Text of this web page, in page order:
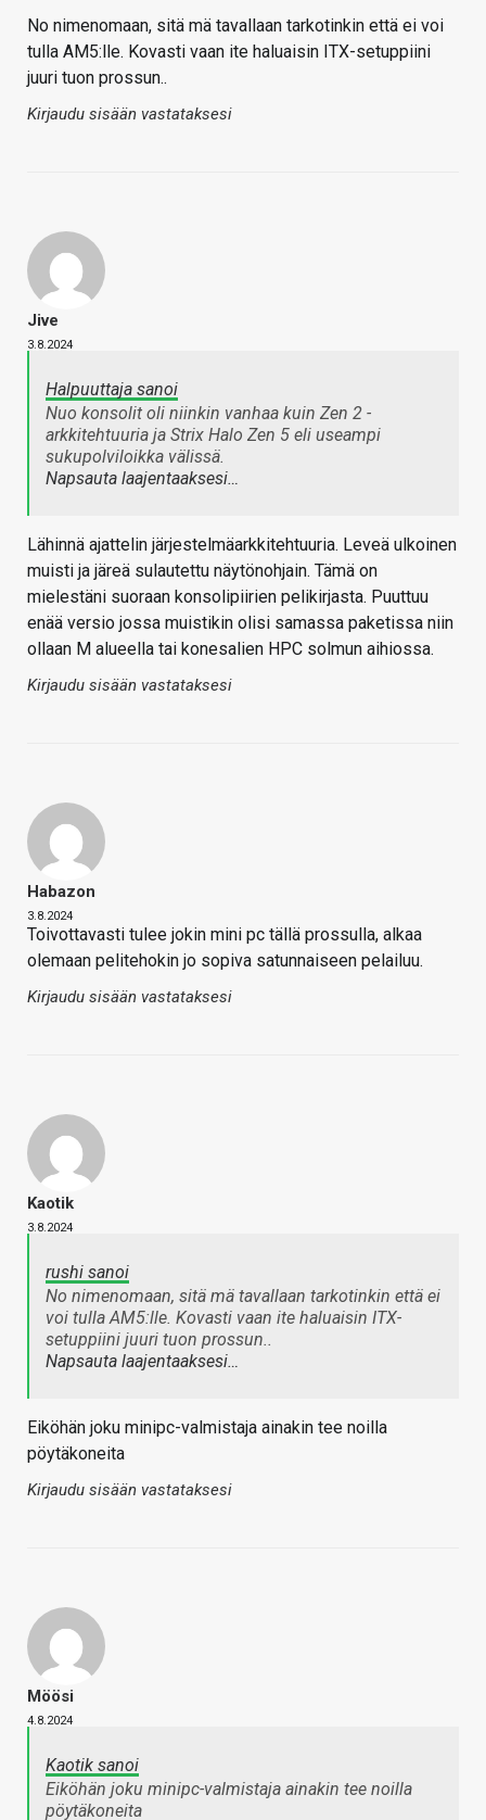
No nimenomaan, sitä mä tavallaan tarkotinkin että ei voi
tulla AM5:lle. Kovasti vaan ite haluaisin ITX-setuppiini
juuri tuon prossun..
Kirjaudu sisään vastataksesi
Jive
3.8.2024
Halpuuttaja sanoi
Nuo konsolit oli niinkin vanhaa kuin Zen 2 -
arkkitehtuuria ja Strix Halo Zen 5 eli useampi
sukupolviloikka välissä.
Napsauta laajentaaksesi…
Lähinnä ajattelin järjestelmäarkkitehtuuria. Leveä ulkoinen
muisti ja järeä sulautettu näytönohjain. Tämä on
mielestäni suoraan konsolipiirien pelikirjasta. Puuttuu
enää versio jossa muistikin olisi samassa paketissa niin
ollaan M alueella tai konesalien HPC solmun aihiossa.
Kirjaudu sisään vastataksesi
Habazon
3.8.2024
Toivottavasti tulee jokin mini pc tällä prossulla, alkaa
olemaan pelitehokin jo sopiva satunnaiseen pelailuu.
Kirjaudu sisään vastataksesi
Kaotik
3.8.2024
rushi sanoi
No nimenomaan, sitä mä tavallaan tarkotinkin että ei
voi tulla AM5:lle. Kovasti vaan ite haluaisin ITX-
setuppiini juuri tuon prossun..
Napsauta laajentaaksesi…
Eiköhän joku minipc-valmistaja ainakin tee noilla
pöytäkoneita
Kirjaudu sisään vastataksesi
Möösi
4.8.2024
Kaotik sanoi
Eiköhän joku minipc-valmistaja ainakin tee noilla
pöytäkoneita